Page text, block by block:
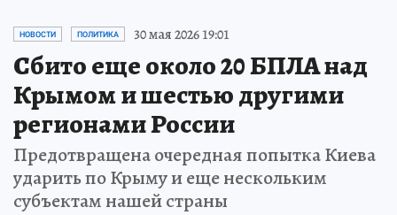
НОВОСТИ ПОЛИТИКА 30 мая 2026 19:01
Сбито еще около 20 БПЛА над
Крымом и шестью другими
регионами России
Предотвращена очередная попытка Киева
ударить по Крыму и еще нескольким
субъектам нашей страны